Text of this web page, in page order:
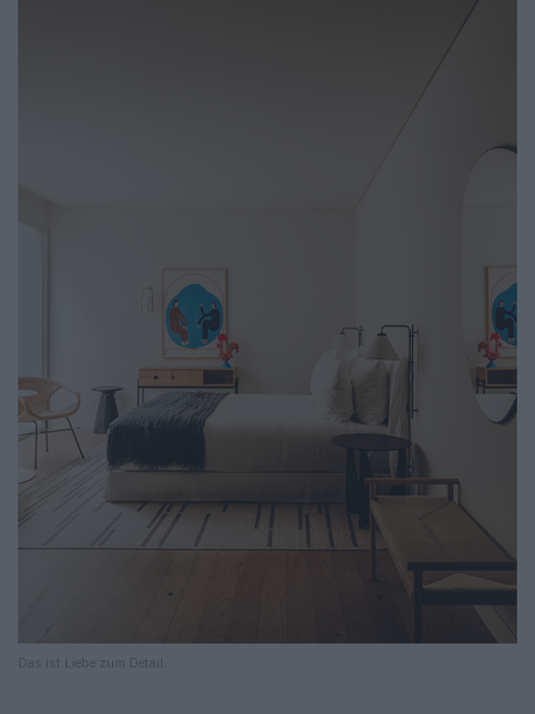
Das ist Liebe zum Detail.